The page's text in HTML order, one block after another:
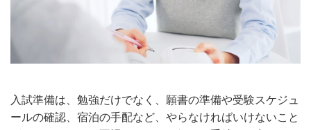
入試準備は、勉強だけでなく、願書の準備や受験スケジュ
ールの確認、宿泊の手配など、やらなければいけないこと